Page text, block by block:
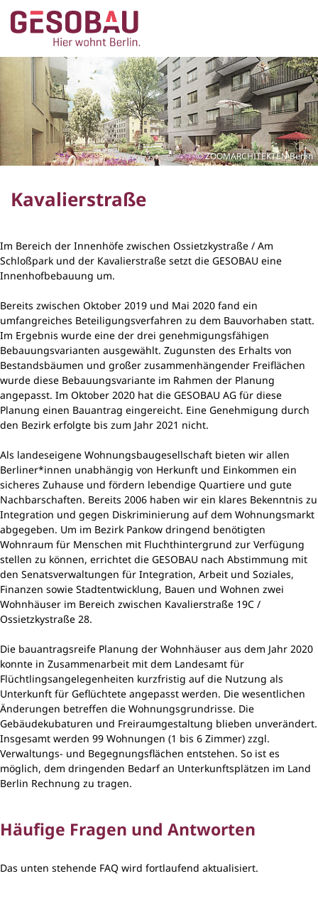
ZUM HAUPTINHALT SPRINGEN
Zur Startseite
ZOOMARCHITEKTEN Berlin
Kavalierstraße
Im Bereich der Innenhöfe zwischen Ossietzkystraße / Am
Schloßpark und der Kavalierstraße setzt die GESOBAU eine
Innenhofbebauung um.
Bereits zwischen Oktober 2019 und Mai 2020 fand ein
umfangreiches Beteiligungsverfahren zu dem Bauvorhaben statt.
Im Ergebnis wurde eine der drei genehmigungsfähigen
Bebauungsvarianten ausgewählt. Zugunsten des Erhalts von
Bestandsbäumen und großer zusammenhängender Freiflächen
wurde diese Bebauungsvariante im Rahmen der Planung
angepasst. Im Oktober 2020 hat die GESOBAU AG für diese
Planung einen Bauantrag eingereicht. Eine Genehmigung durch
den Bezirk erfolgte bis zum Jahr 2021 nicht.
Als landeseigene Wohnungsbaugesellschaft bieten wir allen
Berliner*innen unabhängig von Herkunft und Einkommen ein
sicheres Zuhause und fördern lebendige Quartiere und gute
Nachbarschaften. Bereits 2006 haben wir ein klares Bekenntnis zu
Integration und gegen Diskriminierung auf dem Wohnungsmarkt
abgegeben. Um im Bezirk Pankow dringend benötigten
Wohnraum für Menschen mit Fluchthintergrund zur Verfügung
stellen zu können, errichtet die GESOBAU nach Abstimmung mit
den Senatsverwaltungen für Integration, Arbeit und Soziales,
Finanzen sowie Stadtentwicklung, Bauen und Wohnen zwei
Wohnhäuser im Bereich zwischen Kavalierstraße 19C /
Ossietzkystraße 28.
Die bauantragsreife Planung der Wohnhäuser aus dem Jahr 2020
konnte in Zusammenarbeit mit dem Landesamt für
Flüchtlingsangelegenheiten kurzfristig auf die Nutzung als
Unterkunft für Geflüchtete angepasst werden. Die wesentlichen
Änderungen betreffen die Wohnungsgrundrisse. Die
Gebäudekubaturen und Freiraumgestaltung blieben unverändert.
Insgesamt werden 99 Wohnungen (1 bis 6 Zimmer) zzgl.
Verwaltungs- und Begegnungsflächen entstehen. So ist es
möglich, dem dringenden Bedarf an Unterkunftsplätzen im Land
Berlin Rechnung zu tragen.
Häufige Fragen und Antworten
Das unten stehende FAQ wird fortlaufend aktualisiert.